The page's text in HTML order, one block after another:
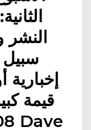
النشر
سبيل
إخبارية
قيمة